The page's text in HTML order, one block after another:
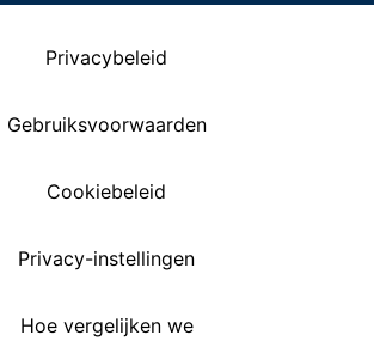
Privacybeleid
Gebruiksvoorwaarden
Cookiebeleid
Privacy-instellingen
Hoe vergelijken we